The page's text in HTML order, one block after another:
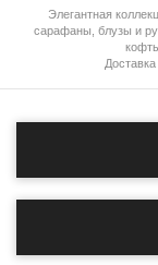
Элегантная
сарафаны, блузы и